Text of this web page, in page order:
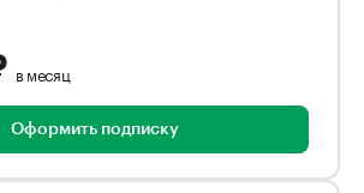
в месяц
Оформить подписку